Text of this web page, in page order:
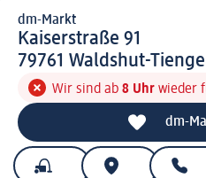
d m-Markt
dm-Markt
Kaiserstraße 91
7 9 7 6 1
79761 Waldshut-
Wir sind ab 8 Uhr wieder
dm-